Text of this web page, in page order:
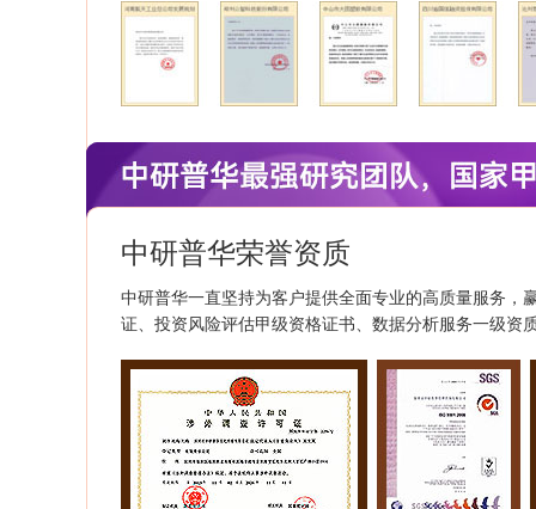
开拓更多、更丰富的资讯
展、进步！
中研普华荣誉资质
中研普华一直坚持为客户提供全面专业的高质量服务，
证、投资风险评估甲级资格证书、数据分析服务一级